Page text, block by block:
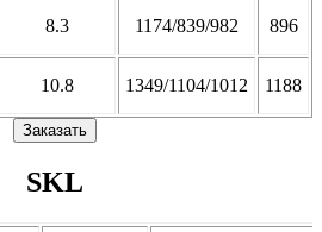
8.3 1174/839/982 896
10.8 1349/1104/1012 1188
Заказать
SKL